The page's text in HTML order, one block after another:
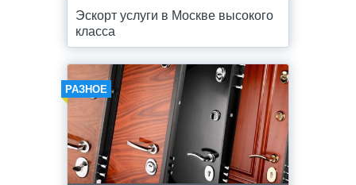
Эскорт услуги в Москве высокого
класса
РАЗНОЕ